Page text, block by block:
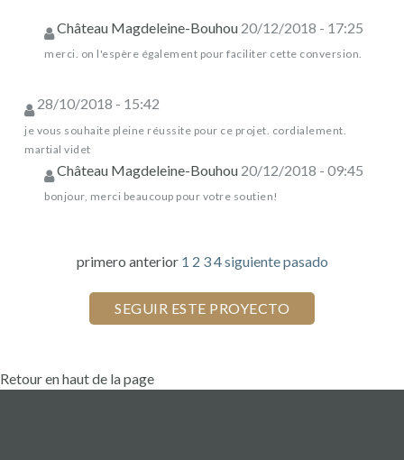
Château Magdeleine-Bouhou 20/12/2018 - 17:25
merci. on l'espère également pour faciliter cette conversion.
28/10/2018 - 15:42
je vous souhaite pleine réussite pour ce projet. cordialement.
martial videt
Château Magdeleine-Bouhou 20/12/2018 - 09:45
bonjour, merci beaucoup pour votre soutien!
primero anterior 1 2 34siguientepasado
Retour en haut de la page